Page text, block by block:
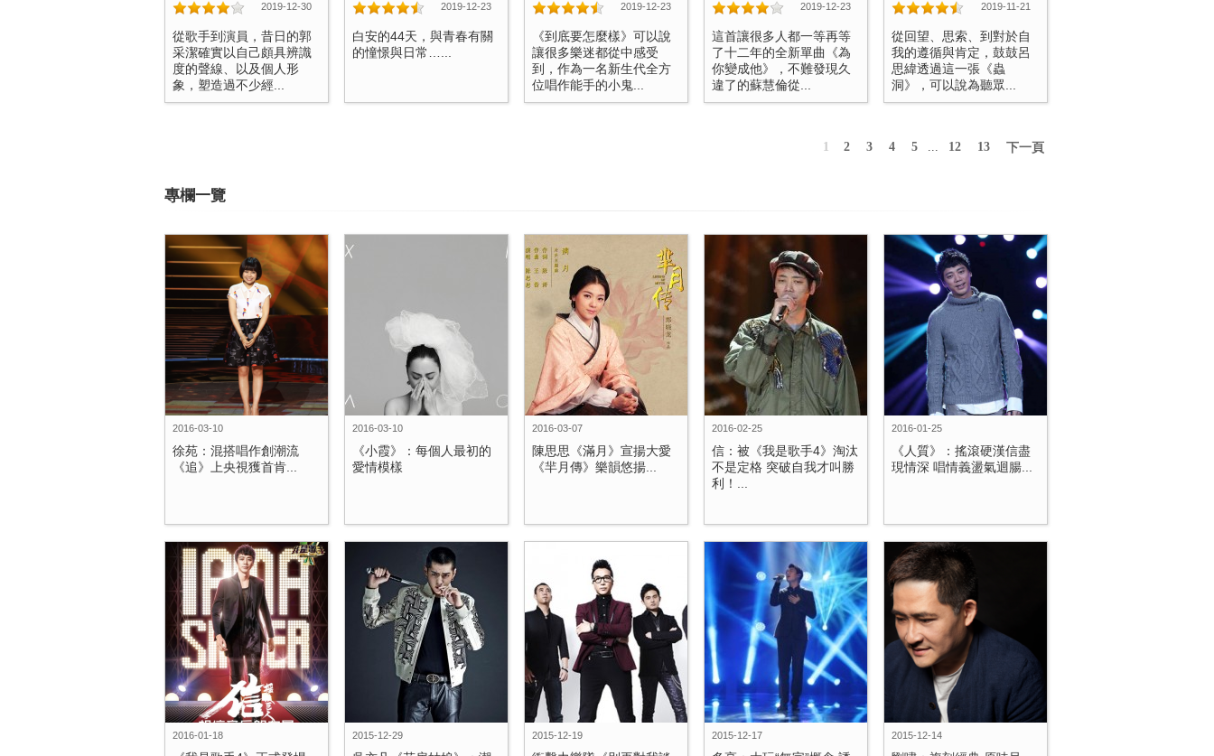
2019-12-30
從歌手到演員，昔日的郭
采潔確實以自己頗具辨識
度的聲線、以及個人形
象，塑造過不少經...
2019-12-23
白安的44天，與青春有關
的憧憬與日常…...
2019-12-23
《到底要怎麼樣》可以說
讓很多樂迷都從中感受
到，作為一名新生代全方
位唱作能手的小鬼...
2019-12-23
這首讓很多人都一等再等
了十二年的全新單曲《為
你變成他》，不難發現久
違了的蘇慧倫從...
2019-11-21
從回望、思索、到對於自
我的遵循與肯定，鼓鼓呂
思緯透過這一張《蟲
洞》，可以說為聽眾...
1 2 3 4 5 ... 12 13 下一頁
專欄一覽
2016-03-10
徐苑：混搭唱作創潮流
《追》上央視獲首肯...
2016-03-10
《小霞》：每個人最初的
愛情模樣
2016-03-07
陳思思《滿月》宣揚大愛
《羋月傳》樂韻悠揚...
2016-02-25
信：被《我是歌手4》淘汰
不是定格 突破自我才叫勝
利！...
2016-01-25
《人質》：搖滾硬漢信盡
現情深 唱情義盪氣迴腸...
2016-01-18 2015-12-29 2015-12-19 2015-12-17 2015-12-14